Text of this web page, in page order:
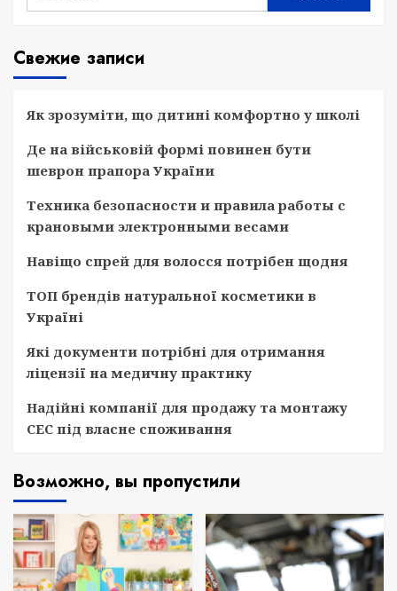
Свежие записи
Як зрозуміти, що дитині комфортно у школі
Де на військовій формі повинен бути
шеврон прапора України
Техника безопасности и правила работы с
крановыми электронными весами
Навіщо спрей для волосся потрібен щодня
ТОП брендів натуральної косметики в
Україні
Які документи потрібні для отримання
ліцензії на медичну практику
Надійні компанії для продажу та монтажу
СЕС під власне споживання
Возможно, вы пропустили